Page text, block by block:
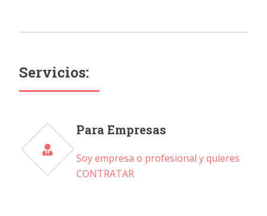
Servicios:
Para Empresas
Soy empresa o profesional y quieres
CONTRATAR